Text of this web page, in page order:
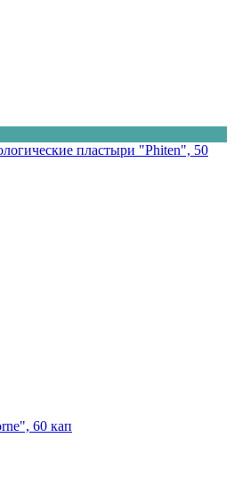
пластыри "Phiten", 50
60 кап